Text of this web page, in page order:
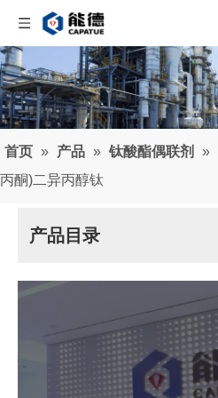
首页 » 产品 » 钛酸酯偶联剂 »
丙酮)二异丙醇钛
产品目录